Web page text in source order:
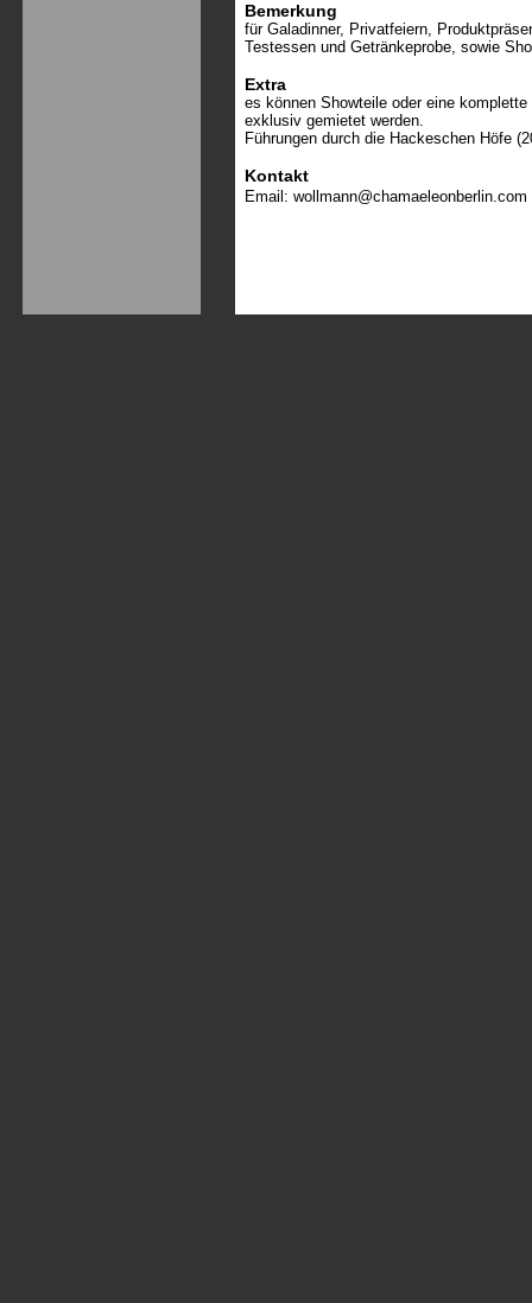
Bemerkung
für Galadinner, Privatfeiern,
Testessen und Getränkeprobe, sowie
Extra
es können Showteile oder eine
exklusiv gemietet werden.
Führungen durch die Hackeschen Höfe
Kontakt
Email: wollmann@chamaeleonberlin.com